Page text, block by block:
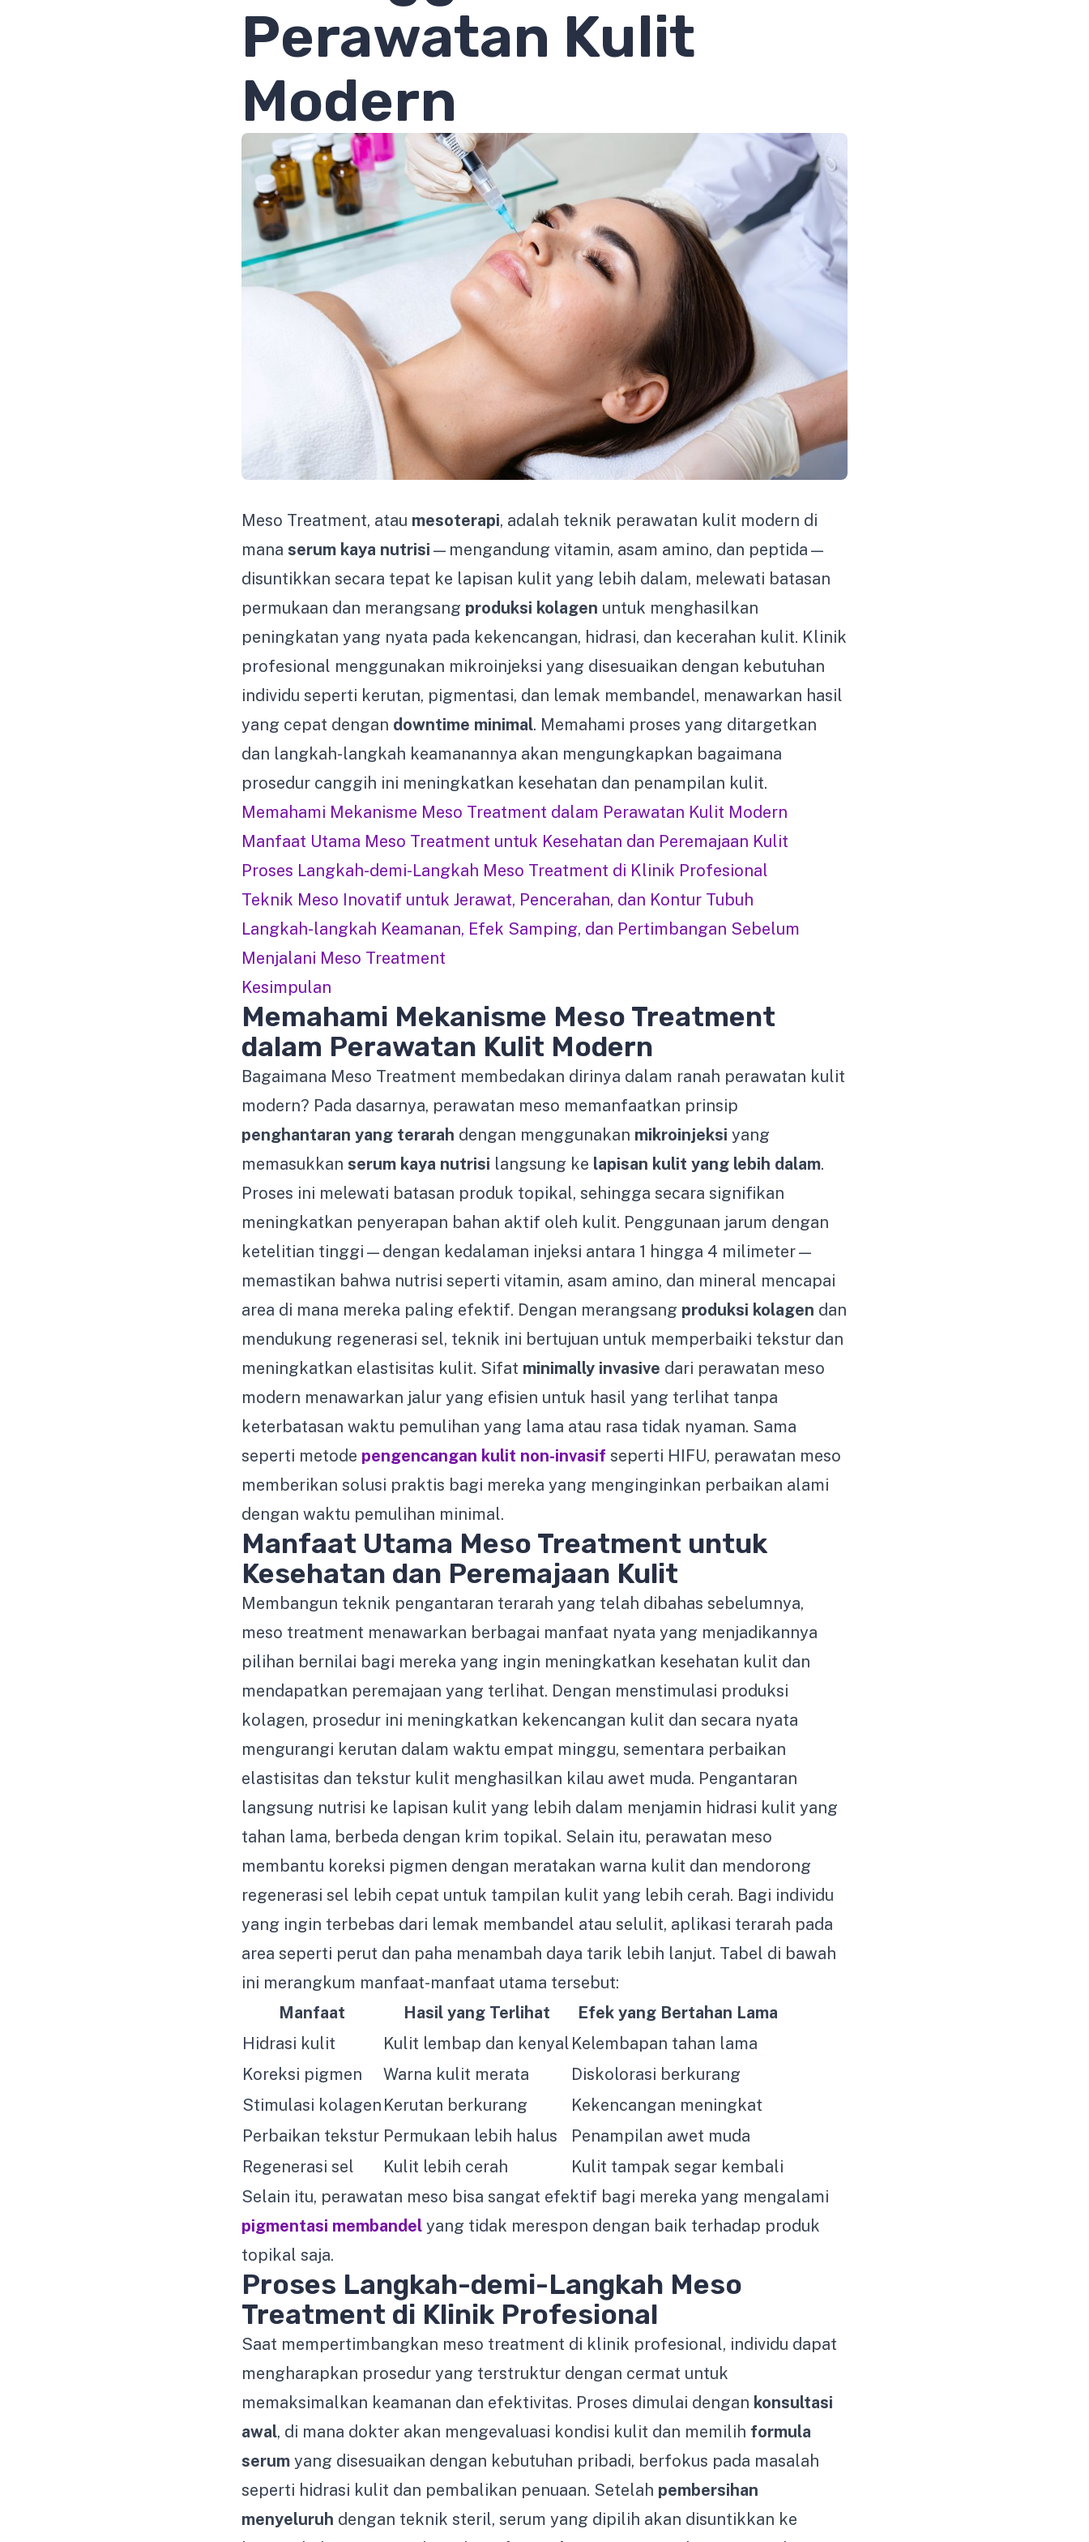
Perawatan Kulit
Modern
Meso Treatment, atau mesoterapi, adalah teknik perawatan kulit modern di
mana serum kaya nutrisi —mengandung vitamin, asam amino, dan peptida—
disuntikkan secara tepat ke lapisan kulit yang lebih dalam, melewati batasan
permukaan dan merangsang produksi kolagen untuk menghasilkan
peningkatan yang nyata pada kekencangan, hidrasi, dan kecerahan kulit. Klinik
profesional menggunakan mikroinjeksi yang disesuaikan dengan kebutuhan
individu seperti kerutan, pigmentasi, dan lemak membandel, menawarkan hasil
yang cepat dengan downtime minimal. Memahami proses yang ditargetkan
dan langkah-langkah keamanannya akan mengungkapkan bagaimana
prosedur canggih ini meningkatkan kesehatan dan penampilan kulit.
Memahami Mekanisme Meso Treatment dalam Perawatan Kulit Modern
Manfaat Utama Meso Treatment untuk Kesehatan dan Peremajaan Kulit
Proses Langkah-demi-Langkah Meso Treatment di Klinik Profesional
Teknik Meso Inovatif untuk Jerawat, Pencerahan, dan Kontur Tubuh
Langkah-langkah Keamanan, Efek Samping, dan Pertimbangan Sebelum
Menjalani Meso Treatment
Kesimpulan
Memahami Mekanisme Meso Treatment
dalam Perawatan Kulit Modern
Bagaimana Meso Treatment membedakan dirinya dalam ranah perawatan kulit
modern? Pada dasarnya, perawatan meso memanfaatkan prinsip
penghantaran yang terarah dengan menggunakan mikroinjeksi yang
memasukkan serum kaya nutrisi langsung ke lapisan kulit yang lebih dalam.
Proses ini melewati batasan produk topikal, sehingga secara signifikan
meningkatkan penyerapan bahan aktif oleh kulit. Penggunaan jarum dengan
ketelitian tinggi—dengan kedalaman injeksi antara 1 hingga 4 milimeter—
memastikan bahwa nutrisi seperti vitamin, asam amino, dan mineral mencapai
area di mana mereka paling efektif. Dengan merangsang produksi kolagen dan
mendukung regenerasi sel, teknik ini bertujuan untuk memperbaiki tekstur dan
meningkatkan elastisitas kulit. Sifat minimally invasive dari perawatan meso
modern menawarkan jalur yang efisien untuk hasil yang terlihat tanpa
keterbatasan waktu pemulihan yang lama atau rasa tidak nyaman. Sama
seperti metode pengencangan kulit non-invasif seperti HIFU, perawatan meso
memberikan solusi praktis bagi mereka yang menginginkan perbaikan alami
dengan waktu pemulihan minimal.
Manfaat Utama Meso Treatment untuk
Kesehatan dan Peremajaan Kulit
Membangun teknik pengantaran terarah yang telah dibahas sebelumnya,
meso treatment menawarkan berbagai manfaat nyata yang menjadikannya
pilihan bernilai bagi mereka yang ingin meningkatkan kesehatan kulit dan
mendapatkan peremajaan yang terlihat. Dengan menstimulasi produksi
kolagen, prosedur ini meningkatkan kekencangan kulit dan secara nyata
mengurangi kerutan dalam waktu empat minggu, sementara perbaikan
elastisitas dan tekstur kulit menghasilkan kilau awet muda. Pengantaran
langsung nutrisi ke lapisan kulit yang lebih dalam menjamin hidrasi kulit yang
tahan lama, berbeda dengan krim topikal. Selain itu, perawatan meso
membantu koreksi pigmen dengan meratakan warna kulit dan mendorong
regenerasi sel lebih cepat untuk tampilan kulit yang lebih cerah. Bagi individu
yang ingin terbebas dari lemak membandel atau selulit, aplikasi terarah pada
area seperti perut dan paha menambah daya tarik lebih lanjut. Tabel di bawah
ini merangkum manfaat-manfaat utama tersebut:
Manfaat
Hasil yang Terlihat
Efek yang Bertahan Lama
Hidrasi kulit
Kulit lembap dan kenyal Kelembapan tahan lama
Koreksi pigmen
Warna kulit merata
Diskolorasi berkurang
Stimulasi kolagen Kerutan berkurang
Kekencangan meningkat
Perbaikan tekstur Permukaan lebih halus
Penampilan awet muda
Regenerasi sel
Kulit lebih cerah
Kulit tampak segar kembali
Selain itu, perawatan meso bisa sangat efektif bagi mereka yang mengalami
pigmentasi membandel yang tidak merespon dengan baik terhadap produk
topikal saja.
Proses Langkah-demi-Langkah Meso
Treatment di Klinik Profesional
Saat mempertimbangkan meso treatment di klinik profesional, individu dapat
mengharapkan prosedur yang terstruktur dengan cermat untuk
memaksimalkan keamanan dan efektivitas. Proses dimulai dengan konsultasi
awal, di mana dokter akan mengevaluasi kondisi kulit dan memilih formula
serum yang disesuaikan dengan kebutuhan pribadi, berfokus pada masalah
seperti hidrasi kulit dan pembalikan penuaan. Setelah pembersihan
menyeluruh dengan teknik steril, serum yang dipilih akan disuntikkan ke